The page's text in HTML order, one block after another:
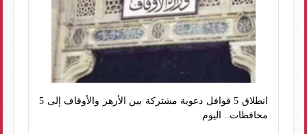
انطلاق 5 قوافل دعوية مشتركة بين الأزهر والأوقاف إلى 5
محافظات.. اليوم